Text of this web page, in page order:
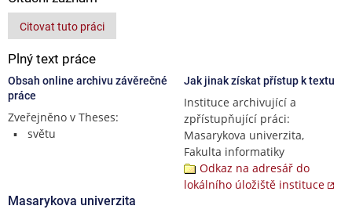
Citovat tuto práci
Plný text práce
Obsah online archivu závěrečné
práce
Zveřejněno v Theses:
světu
Jak jinak získat přístup k textu
Instituce archivující a
zpřístupňující práci:
Masarykova univerzita,
Fakulta informatiky
Odkaz na adresář do
lokálního úložiště instituce
Masarykova univerzita